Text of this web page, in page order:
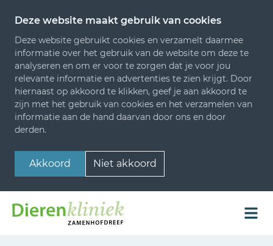
Deze website maakt gebruik van cookies
Deze website gebruikt cookies en verzamelt daarmee
informatie over het gebruik van de website om deze te
analyseren en om er voor te zorgen dat je voor jou
relevante informatie en advertenties te zien krijgt. Door
hiernaast op akkoord te klikken, geef je aan akkoord te
zijn met het gebruik van cookies en het verzamelen van
informatie aan de hand daarvan door ons en door
derden.
Akkoord Niet akkoord